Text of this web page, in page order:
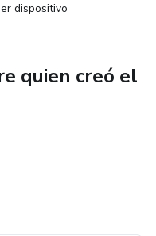
dispositivo
quien creó el